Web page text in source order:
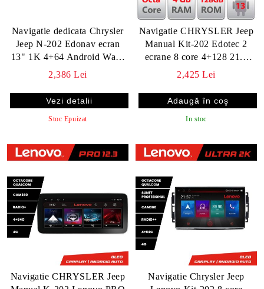
Navigatie dedicata Chrysler
Jeep N-202 Edonav ecran
13" 1K 4+64 Android Waze
USB Navigatie 4G 360
202 V2
2,386 Lei
Vezi detalii
Stoc Epuizat
Navigatie CHRYSLER Jeep
Manual Kit-202 Edotec 2
ecrane 8 core 4+128 21.6
inch Incell android Wifi 5Ghz
2,425 Lei
In stoc
Navigatie CHRYSLER Jeep
Navigatie Chrysler Jeep